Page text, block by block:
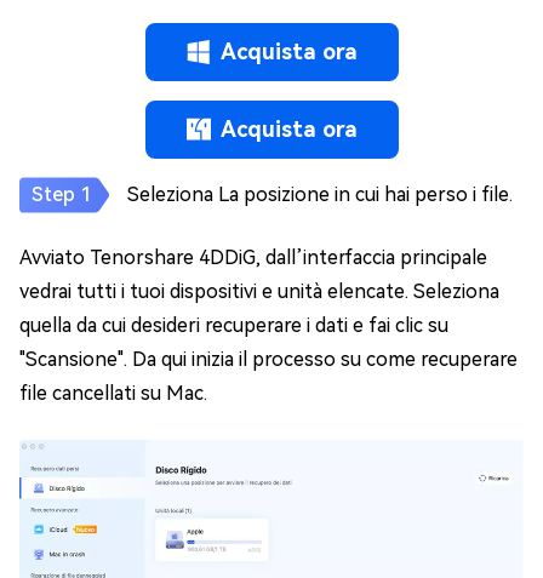
Acquista ora
Acquista ora
Seleziona La posizione in cui hai perso i file.
Avviato Tenorshare 4DDiG, dall’interfaccia principale
vedrai tutti i tuoi dispositivi e unità elencate. Seleziona
quella da cui desideri recuperare i dati e fai clic su
"Scansione". Da qui inizia il processo su come recuperare
file cancellati su Mac.